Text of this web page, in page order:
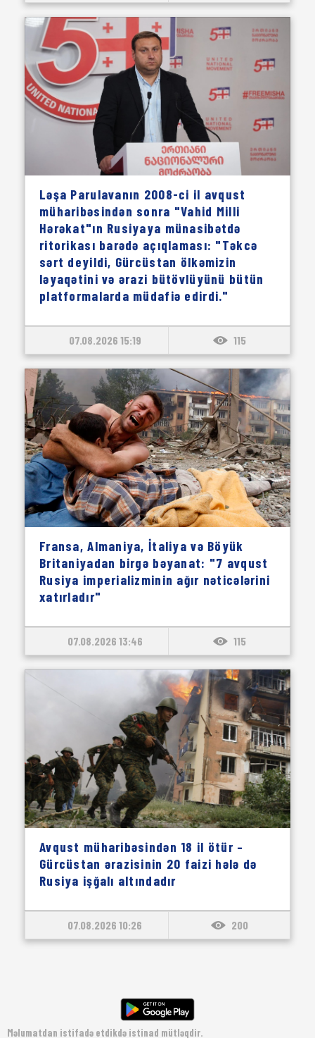
Ləşa Parulavanın 2008-ci il avqust
müharibəsindən sonra "Vahid Milli
Hərəkat"ın Rusiyaya münasibətdə
ritorikası barədə açıqlaması: "Təkcə
sərt deyildi, Gürcüstan ölkəmizin
ləyaqətini və ərazi bütövlüyünü bütün
platformalarda müdafiə edirdi."
07.08.2026 15:19 115
Fransa, Almaniya, İtaliya və Böyük
Britaniyadan birgə bəyanat: "7 avqust
Rusiya imperializminin ağır nəticələrini
xatırladır"
07.08.2026 13:46 115
Avqust müharibəsindən 18 il ötür –
Gürcüstan ərazisinin 20 faizi hələ də
Rusiya işğalı altındadır
07.08.2026 10:26 200
Məlumatdan istifadə etdikdə istinad mütləqdir.